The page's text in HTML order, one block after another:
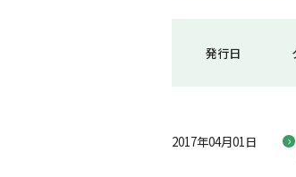
発行日
2017年04月01日